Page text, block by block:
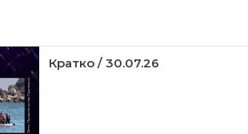
Кратко / 30.07.26